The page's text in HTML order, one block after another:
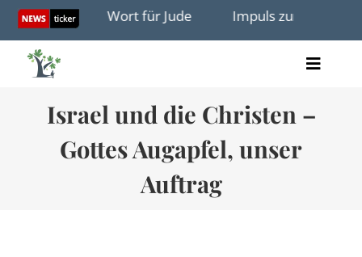
Skip
content
– Das neue Wort für Jude Impuls zum
Toggle
Videos
Bücher
Israel und die Christen –
Gottes Augapfel, unser
Auftrag